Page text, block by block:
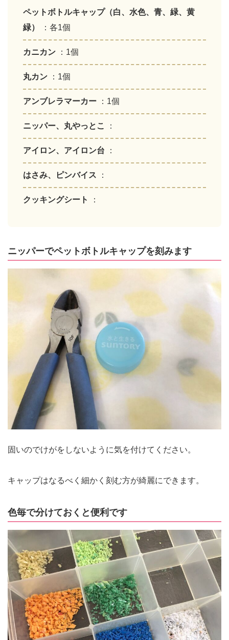
ペットボトルキャップ（白、水色、青、緑、黄
緑）
：各1個
カニカン ：1個
丸カン ：1個
アンブレラマーカー ：1個
ニッパー、丸やっとこ ：
アイロン、アイロン台 ：
はさみ、ピンバイス ：
クッキングシート ：
ニッパーでペットボトルキャップを刻みます
固いのでけがをしないように気を付けてください。
キャップはなるべく細かく刻む方が綺麗にできます。
色毎で分けておくと便利です